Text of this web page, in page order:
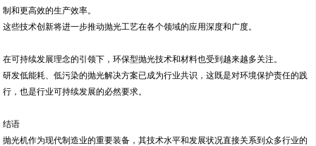
制和更高效的生产效率。
这些技术创新将进一步推动抛光工艺在各个领域的应用深度和广度。
在可持续发展理念的引领下，环保型抛光技术和材料也受到越来越多关注。
研发低能耗、低污染的抛光解决方案已成为行业共识，这既是对环境保护责任的践
行，也是行业可持续发展的必然要求。
结语
抛光机作为现代制造业的重要装备，其技术水平和发展状况直接关系到众多行业的